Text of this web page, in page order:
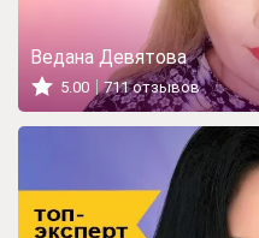
Ведана Девятова
5.00 711 отзывов